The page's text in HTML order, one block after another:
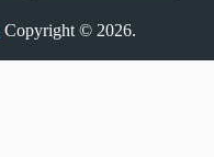
Copyright © 2026.